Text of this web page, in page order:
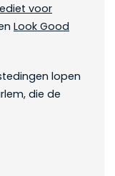
voor
Look Good
lopen
die de